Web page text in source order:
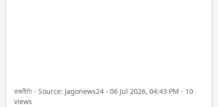
রাজনীতি - Source: Jagonews24 - 06 Jul 2026, 04:43 PM - 10
views